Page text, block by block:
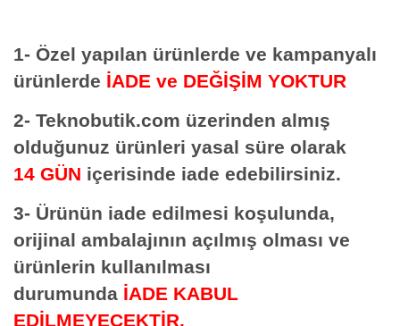
1- Özel yapılan ürünlerde ve kampanyalı
ürünlerde İADE ve DEĞİŞİM YOKTUR
2- Teknobutik.com üzerinden almış
olduğunuz ürünleri yasal süre olarak
14 GÜN içerisinde iade edebilirsiniz.
3- Ürünün iade edilmesi koşulunda,
orijinal ambalajının açılmış olması ve
ürünlerin kullanılması
durumunda İADE KABUL
EDİLMEYECEKTİR.